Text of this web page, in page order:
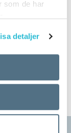
som de har
detaljer
och digital